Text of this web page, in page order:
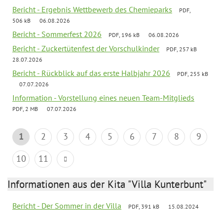
Bericht - Ergebnis Wettbewerb des Chemieparks
PDF,
506 kB
06.08.2026
Bericht - Sommerfest 2026 PDF, 196 kB 06.08.2026
Bericht - Zuckertütenfest der Vorschulkinder
PDF, 257 kB
28.07.2026
Bericht - Rückblick auf das erste Halbjahr 2026
PDF, 255 kB
07.07.2026
Information - Vorstellung eines neuen Team-Mitglieds
PDF, 2 MB 07.07.2026
1 2 3 4 5 6 7 8
9
10
11
Informationen aus der Kita "Villa Kunterbunt"
Bericht - Der Sommer in der Villa PDF, 391 kB 15.08.2024